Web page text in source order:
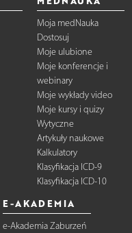
Moja medNauka
Dostosuj
Moje ulubione
Moje konferencje i
webinary
Moje wykłady video
Moje kursy i quizy
Wytyczne
Artykuły naukowe
Kalkulatory
Klasyfikacja ICD-9
Klasyfikacja ICD-10
E-AKADEMIA
e-Akademia Zaburzeń